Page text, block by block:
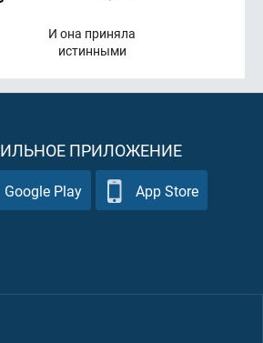
И она приняла
истинными
ПРИЛОЖЕНИЕ
Google Play App Store